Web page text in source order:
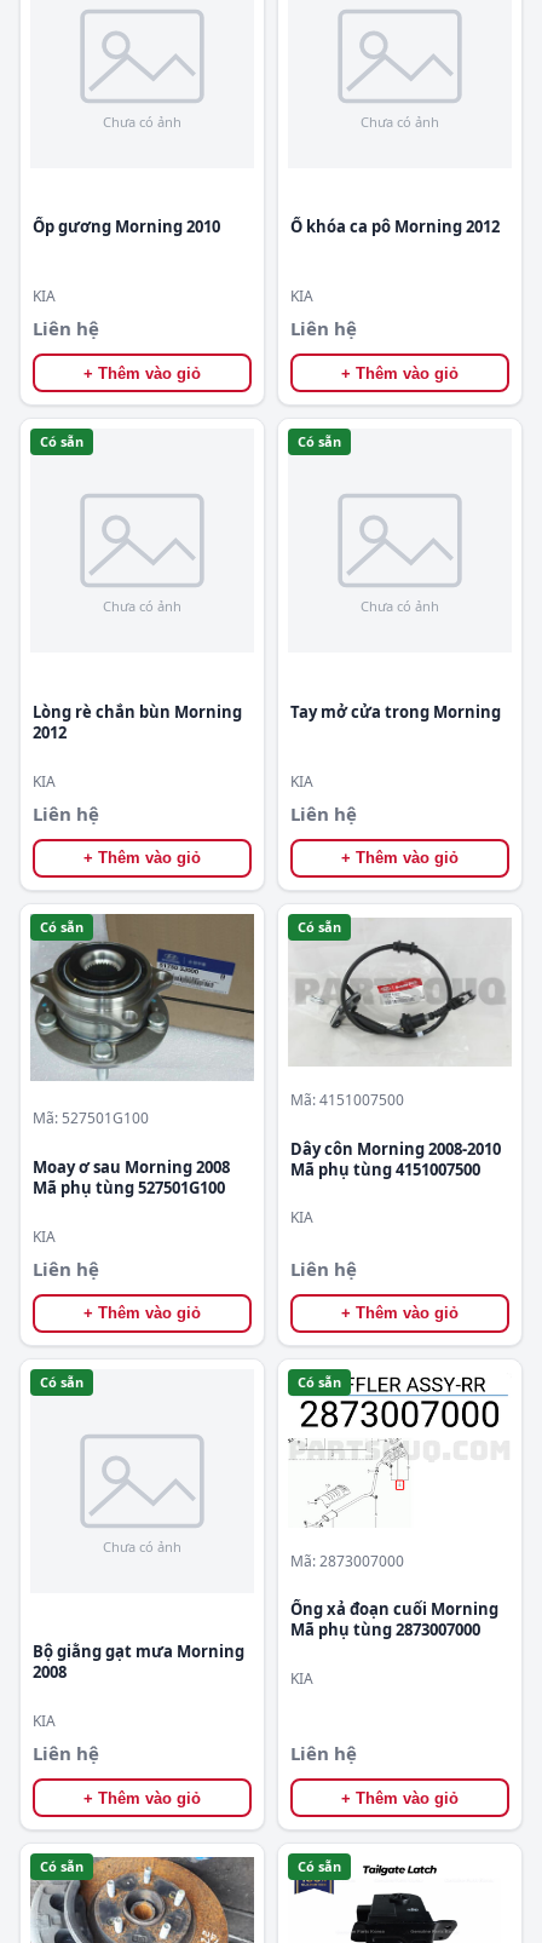
Ốp gương Morning 2010
KIA
Liên hệ
+ Thêm vào giỏ
Ổ khóa ca pô Morning 2012
KIA
Liên hệ
+ Thêm vào giỏ
Có sẵn
Lòng rè chắn bùn Morning
2012
KIA
Liên hệ
+ Thêm vào giỏ
Có sẵn
Tay mở cửa trong Morning
KIA
Liên hệ
+ Thêm vào giỏ
Có sẵn
Mã: 527501G100
Moay ơ sau Morning 2008
Mã phụ tùng 527501G100
KIA
Liên hệ
+ Thêm vào giỏ
Có sẵn
Mã: 4151007500
Dây côn Morning 2008-2010
Mã phụ tùng 4151007500
KIA
Liên hệ
+ Thêm vào giỏ
Có sẵn
Bộ giằng gạt mưa Morning
2008
KIA
Liên hệ
+ Thêm vào giỏ
Có sẵn
Mã: 2873007000
Ống xả đoạn cuối Morning
Mã phụ tùng 2873007000
KIA
Liên hệ
+ Thêm vào giỏ
Có sẵn Có sẵn